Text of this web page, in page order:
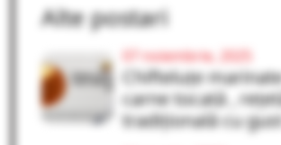
Alte postari
07 noiembrie, 2025
Chifteluțe
carne tocată ,
tradițională cu